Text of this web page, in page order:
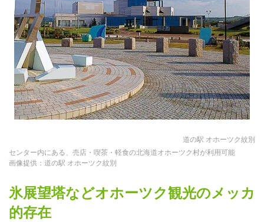
道の駅 オホーツク紋別
センター内にある、売店・喫茶・軽食の北海道オホーツク村が利用可能
画像提供：道の駅 オホーツク紋別
氷展望塔などオホーツク観光のメッカ
的存在